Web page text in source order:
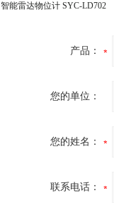
智能雷达物位计 SYC-LD702
产品：
您的单位：
您的姓名：
联系电话：